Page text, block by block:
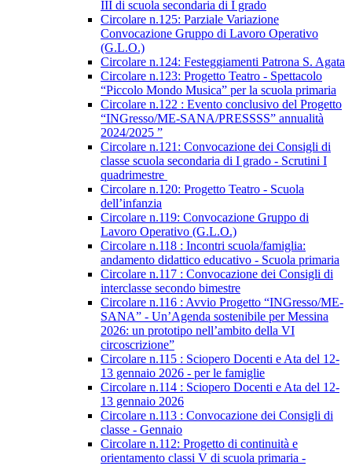
III di scuola secondaria di I grado
Circolare n.125: Parziale Variazione
Convocazione Gruppo di Lavoro Operativo
(G.L.O.)
Circolare n.124: Festeggiamenti Patrona S. Agata
Circolare n.123: Progetto Teatro - Spettacolo
“Piccolo Mondo Musica” per la scuola primaria
Circolare n.122 : Evento conclusivo del Progetto
“INGresso/ME-SANA/PRESSSS” annualità
2024/2025 ”
Circolare n.121: Convocazione dei Consigli di
classe scuola secondaria di I grado - Scrutini I
quadrimestre
Circolare n.120: Progetto Teatro - Scuola
dell’infanzia
Circolare n.119: Convocazione Gruppo di
Lavoro Operativo (G.L.O.)
Circolare n.118 : Incontri scuola/famiglia:
andamento didattico educativo - Scuola primaria
Circolare n.117 : Convocazione dei Consigli di
interclasse secondo bimestre
Circolare n.116 : Avvio Progetto “INGresso/ME-
SANA” - Un’Agenda sostenibile per Messina
2026: un prototipo nell’ambito della VI
circoscrizione”
Circolare n.115 : Sciopero Docenti e Ata del 12-
13 gennaio 2026 - per le famiglie
Circolare n.114 : Sciopero Docenti e Ata del 12-
13 gennaio 2026
Circolare n.113 : Convocazione dei Consigli di
classe - Gennaio
Circolare n.112: Progetto di continuità e
orientamento classi V di scuola primaria -